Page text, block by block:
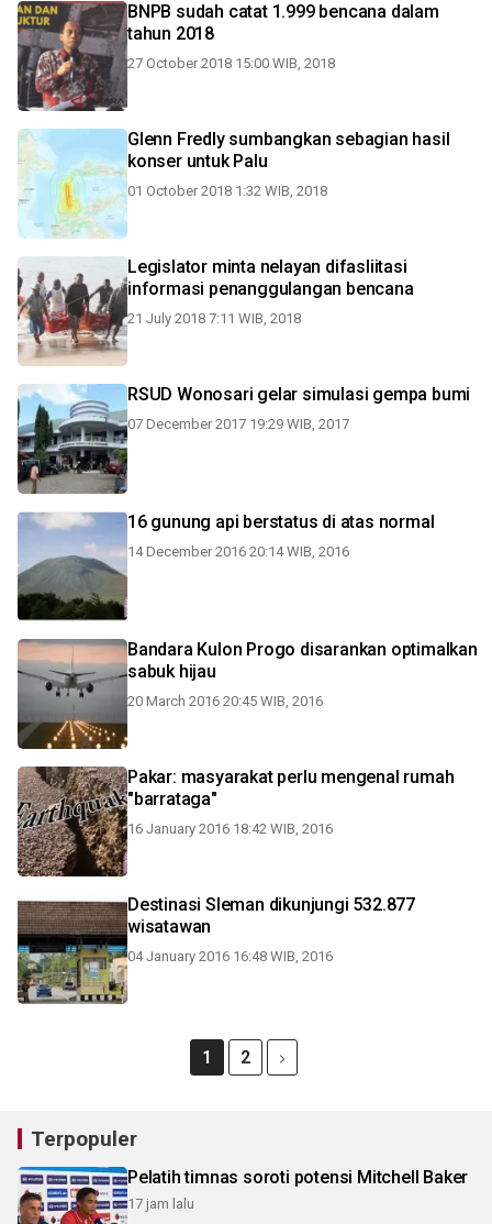
BNPB sudah catat 1.999 bencana dalam
tahun 2018
27 October 2018 15:00 WIB, 2018
Glenn Fredly sumbangkan sebagian hasil
konser untuk Palu
01 October 2018 1:32 WIB, 2018
Legislator minta nelayan difasliitasi
informasi penanggulangan bencana
21 July 2018 7:11 WIB, 2018
RSUD Wonosari gelar simulasi gempa bumi
07 December 2017 19:29 WIB, 2017
16 gunung api berstatus di atas normal
14 December 2016 20:14 WIB, 2016
Bandara Kulon Progo disarankan optimalkan
sabuk hijau
20 March 2016 20:45 WIB, 2016
Pakar: masyarakat perlu mengenal rumah
"barrataga"
16 January 2016 18:42 WIB, 2016
Destinasi Sleman dikunjungi 532.877
wisatawan
04 January 2016 16:48 WIB, 2016
1 2
Terpopuler
Pelatih timnas soroti potensi Mitchell Baker
17 jam lalu